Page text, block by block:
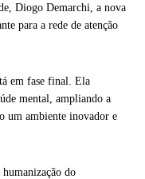
Diogo Demarchi, a nova
para a rede de atenção
em fase final. Ela
mental, ampliando a
um ambiente inovador e
do